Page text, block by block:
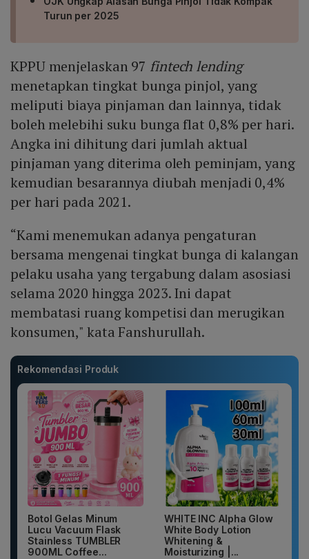
Turun per 2025
KPPU menjelaskan 97 fintech lending
menetapkan tingkat bunga pinjol, yang
meliputi biaya pinjaman dan lainnya, tidak
boleh melebihi suku bunga flat 0,8% per hari.
Angka ini dihitung dari jumlah aktual
pinjaman yang diterima oleh peminjam, yang
kemudian besarannya diubah menjadi 0,4%
per hari pada 2021.
“Kami menemukan adanya pengaturan
bersama mengenai tingkat bunga di kalangan
pelaku usaha yang tergabung dalam asosiasi
selama 2020 hingga 2023. Ini dapat
membatasi ruang kompetisi dan merugikan
konsumen," kata Fanshurullah.
Rekomendasi Produk
Botol Gelas Minum
Lucu Vacuum Flask
Stainless TUMBLER
900ML Coffee...
WHITE INC Alpha Glow
White Body Lotion
Whitening &
Moisturizing |...